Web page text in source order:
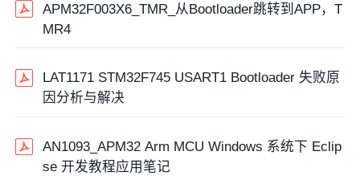
APM32F003X6_TMR_从Bootloader跳转到APP，T
MR4
LAT1171 STM32F745 USART1 Bootloader 失败原
因分析与解决
AN1093_APM32 Arm MCU Windows 系统下 Eclip
se 开发教程应用笔记